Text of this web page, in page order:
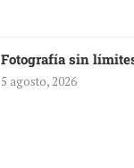
Fotografía sin
5 agosto, 2026